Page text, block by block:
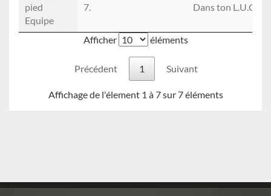
pied
Equipe
7. Dans ton L.U.C
Afficher éléments
Précédent 1 Suivant
Affichage de l'élement 1 à 7 sur 7 éléments